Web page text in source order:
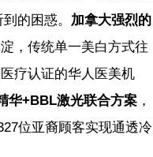
的困惑。 加拿大强烈的
，传统单一美白方式往
疗认证的华人医美机
华+BBL激光联合方案 ，
位亚裔顾客实现通透冷